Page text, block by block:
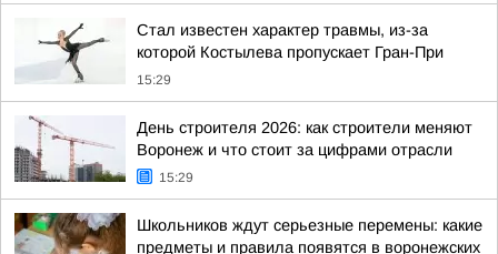
Стал известен характер травмы, из-за
которой Костылева пропускает Гран-При
15:29
День строителя 2026: как строители меняют
Воронеж и что стоит за цифрами отрасли
15:29
Школьников ждут серьезные перемены: какие
предметы и правила появятся в воронежских